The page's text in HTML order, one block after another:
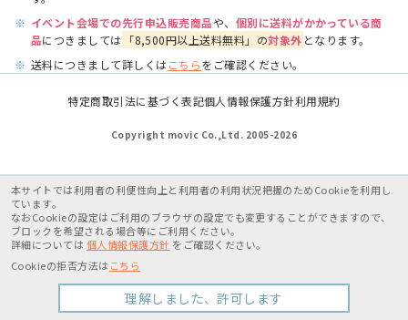
※ イベント会場での先行申込販売商品や、 個別に送料がかかっている商
品につきましては 「8,500円以上送料無料」の対象外 となります。
※ 送料につきまして詳しくはこちらをご確認ください。
特定商取引法に基づく表記個人情報保護方針利用規約
Copyright movic Co.,Ltd. 2005-2026
本サイトでは利用者の利便性向上と利用者の利用状況把握のためCookieを利用し
ています。
なおCookieの設定はご利用のブラウザの設定でも変更することができますので、
ブロックを希望される場合等にご利用ください。
詳細については 個人情報保護方針 をご確認ください。
Cookieの拒否方法は こちら
理解しました、許可します